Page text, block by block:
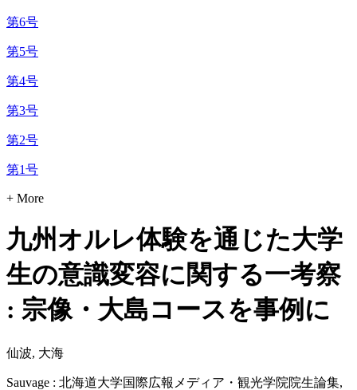
第6号
第5号
第4号
第3号
第2号
第1号
+ More
九州オルレ体験を通じた大学
生の意識変容に関する一考察
: 宗像・大島コースを事例に
仙波, 大海
Sauvage : 北海道大学国際広報メディア・観光学院院生論集,